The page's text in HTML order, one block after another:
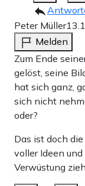
Peter Müller
Melden
Zum Ende
gelöst, seine
hat sich ganz,
sich nicht
oder?
Das ist doch
voller Ideen
Verwüstung